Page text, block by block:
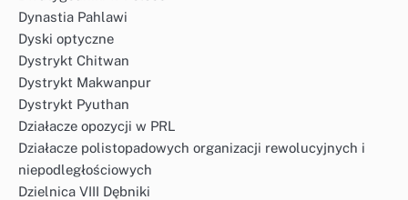
Dynastia Pahlawi
Dyski optyczne
Dystrykt Chitwan
Dystrykt Makwanpur
Dystrykt Pyuthan
Działacze opozycji w PRL
Działacze polistopadowych organizacji rewolucyjnych i
niepodległościowych
Dzielnica VIII Dębniki